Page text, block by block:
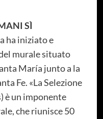
SÌ
ha iniziato e
murale situato
María junto a la
Fe. «La Selezione
) è un imponente
che riunisce 50